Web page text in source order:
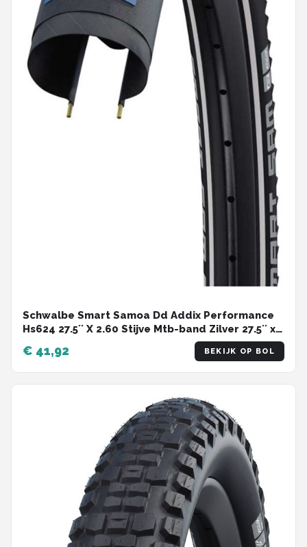
Schwalbe Smart Samoa Dd Addix Performance
Hs624 27.5´´ X 2.60 Stijve Mtb-band Zilver 27.5´´ x
€ 41,92 BEKIJK OP BOL